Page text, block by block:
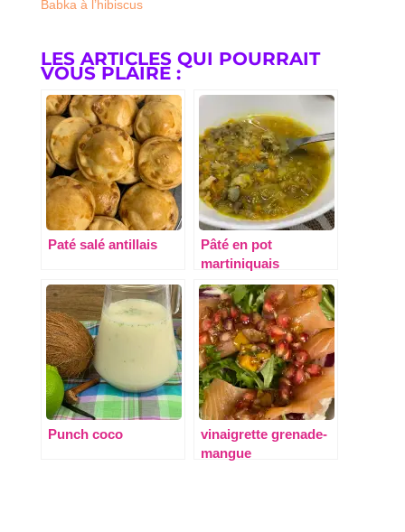
Babka à l’hibiscus
LES ARTICLES QUI POURRAIT
VOUS PLAIRE :
Paté salé antillais
Pâté en pot
martiniquais
Punch coco
vinaigrette grenade-
mangue